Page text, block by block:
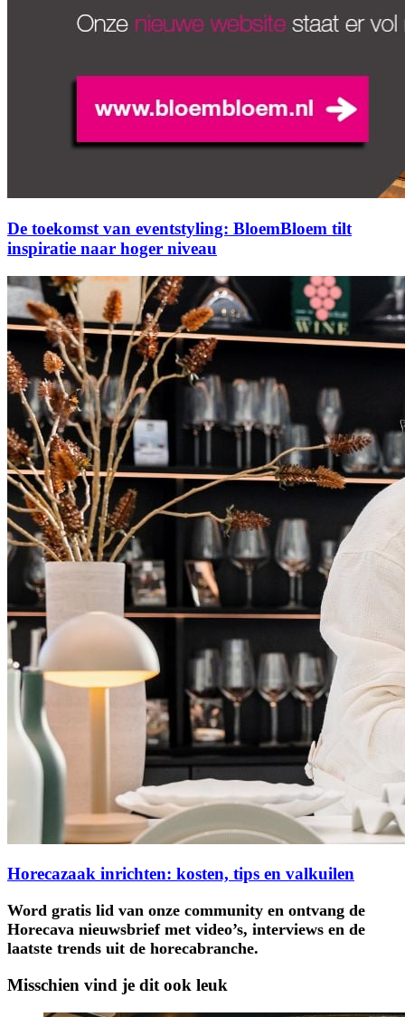
De toekomst van eventstyling: BloemBloem tilt
inspiratie naar hoger niveau
Horecazaak inrichten: kosten, tips en valkuilen
Word gratis lid van onze community en ontvang de
Horecava nieuwsbrief met video’s, interviews en de
laatste trends uit de horecabranche.
Misschien vind je dit ook leuk